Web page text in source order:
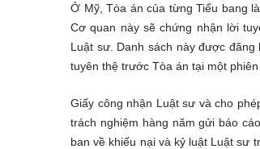
Ở Mỹ, Tòa án của từng Tiểu bang
Cơ quan này sẽ chứng nhận lời
Luật sư. Danh sách này được
tuyên thệ trước Tòa án tại một
Giấy công nhận Luật sư và cho
trách nghiệm hàng năm gửi báo
ban về khiếu nại và kỷ luật Luật sư